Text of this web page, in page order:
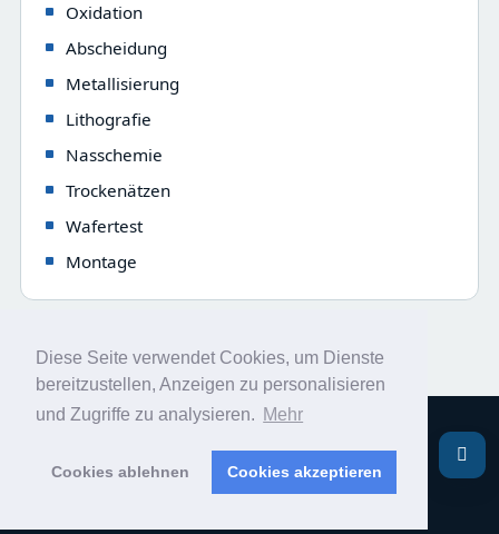
Diese Seite verwendet Cookies, um Dienste
bereitzustellen, Anzeigen zu personalisieren
und Zugriffe zu analysieren. Mehr
Cookies ablehnen Cookies akzeptieren
Oxidation
Abscheidung
Metallisierung
Lithografie
Nasschemie
Trockenätzen
Wafertest
Montage
Philipp Laube – Letztes Update: 02.08.2026